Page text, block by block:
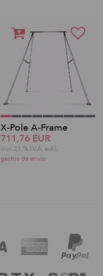
X-Pole A-Frame
711,76 EUR
incl. 21 % I.V.A. exkl.
gastos de envio